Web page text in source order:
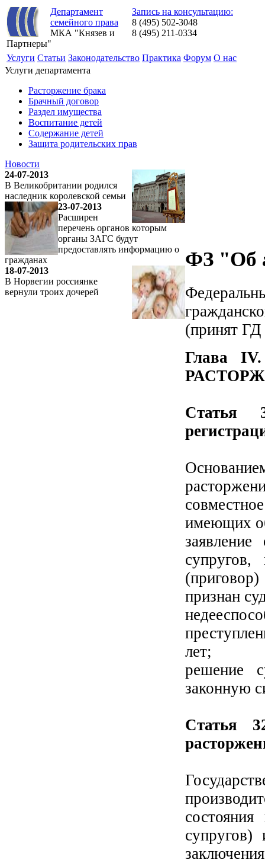
Департамент
семейного права
МКА "Князев и
Партнеры"
Запись на консультацию:
8 (495) 502-3048
8 (495) 211-0334
Услуги Статьи Законодательство Практика Форум О нас
Услуги департамента
Расторжение брака
Брачный договор
Раздел имущества
Воспитание детей
Содержание детей
Защита родительских прав
Новости
24-07-2013
В Великобритании родился
наследник королевской семьи
23-07-2013
Расширен
перечень органов которым
органы ЗАГС будут
предоставлять информацию о
гражданах
18-07-2013
В Норвегии россиянке
вернули троих дочерей
ФЗ "Об
(принят
Глава
Статья
имеющих
признан
лет;
решение
законную
Статья
супругов)